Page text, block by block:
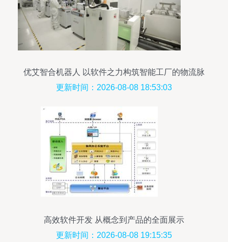
优艾智合机器人 以软件之力构筑智能工厂的物流脉
搏
更新时间：2026-08-08 18:53:03
高效软件开发 从概念到产品的全面展示
更新时间：2026-08-08 19:15:35